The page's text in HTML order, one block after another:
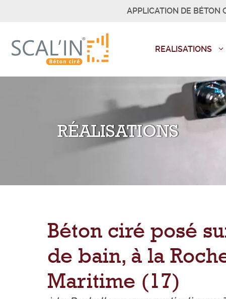
contenu
APPLICATION DE BÉTON
REALISATIONS
RÉALISATIONS
Béton ciré posé
de bain, à la
Maritime (17)